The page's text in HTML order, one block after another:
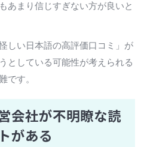
あまり信じすぎない方が良いと
しい日本語の高評価口コミ」が
としている可能性が考えられる
です。
会社が不明瞭な読
がある